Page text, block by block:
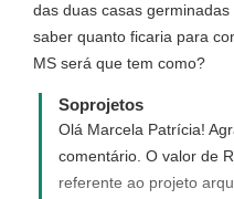
ainda você pode optar
personalizado
acordo com suas
link
http://
e veja como funciona.
das duas casas
saber quanto ficaria para
MS será que tem como?
Soprojetos
Olá Marcela Patrícia!
comentário. O valor de
referente ao projeto